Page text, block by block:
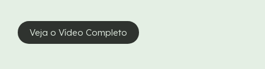
Veja o Vídeo Completo